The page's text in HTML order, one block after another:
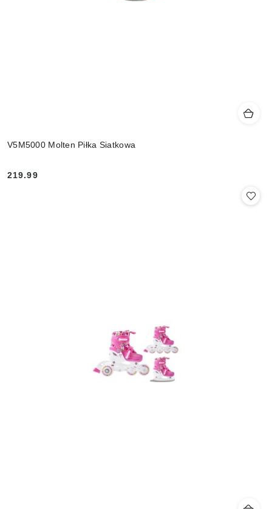
V5M5000 Molten Piłka Siatkowa
Cena:
219.99